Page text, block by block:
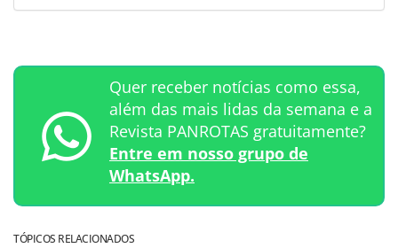
Quer receber notícias como essa,
além das mais lidas da semana e a
Revista PANROTAS gratuitamente?
Entre em nosso grupo de
WhatsApp.
TÓPICOS RELACIONADOS